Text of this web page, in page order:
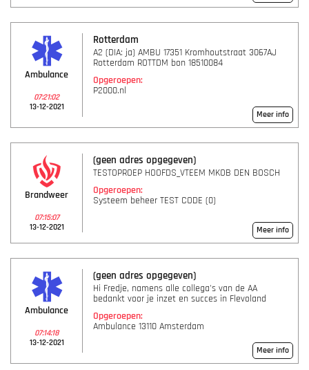
Ambulance
07:21:02
13-12-2021
Rotterdam
A2 (DIA: ja) AMBU 17351 Kromhoutstraat 3067AJ
Rotterdam ROTTDM bon 18510084
Opgeroepen:
P2000.nl
Meer info
Brandweer
07:15:07
13-12-2021
(geen adres opgegeven)
TESTOPROEP HOOFDS_VTEEM MKOB DEN BOSCH
Opgeroepen:
Systeem beheer TEST CODE (0)
Meer info
Ambulance
07:14:18
13-12-2021
(geen adres opgegeven)
Hi Fredje, namens alle collega's van de AA
bedankt voor je inzet en succes in Flevoland
Opgeroepen:
Ambulance 13110 Amsterdam
Meer info